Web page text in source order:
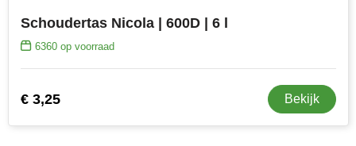
Schoudertas Nicola | 600D | 6 l
6360op voorraad
€ 3,25 Bekijk